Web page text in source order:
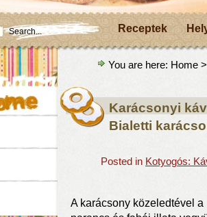
Receptek
You are here: Home
Karácsonyi
Bialetti
Posted in Kotyogós:
A karácsony közeledtével